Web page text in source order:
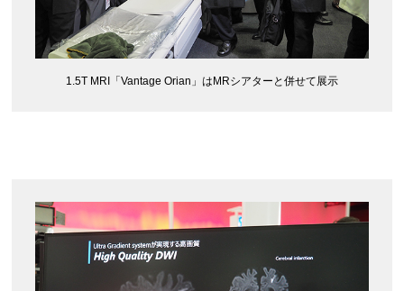
1.5T MRI「Vantage Orian」はMRシアターと併せて展示